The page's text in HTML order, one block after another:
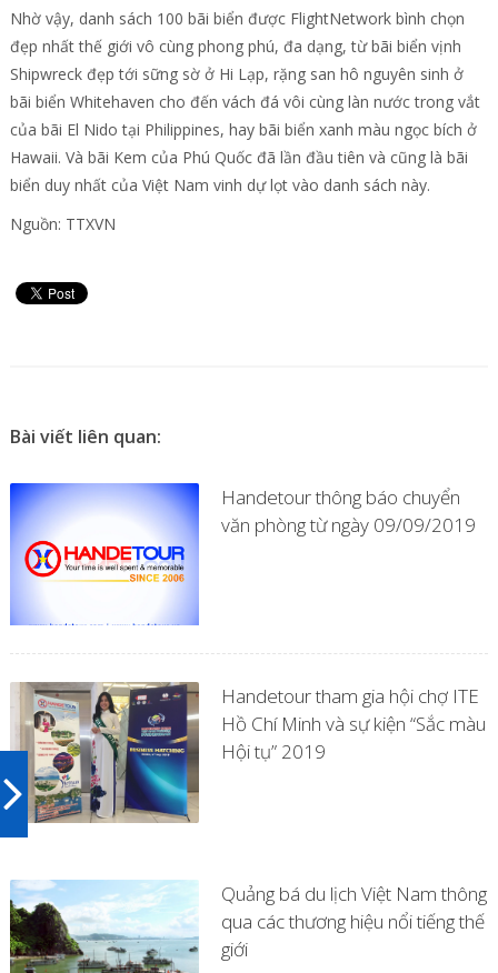
Nhờ vậy, danh sách 100 bãi biển được FlightNetwork bình chọn
đẹp nhất thế giới vô cùng phong phú, đa dạng, từ bãi biển vịnh
Shipwreck đẹp tới sững sờ ở Hi Lạp, rặng san hô nguyên sinh ở
bãi biển Whitehaven cho đến vách đá vôi cùng làn nước trong vắt
của bãi El Nido tại Philippines, hay bãi biển xanh màu ngọc bích ở
Hawaii. Và bãi Kem của Phú Quốc đã lần đầu tiên và cũng là bãi
biển duy nhất của Việt Nam vinh dự lọt vào danh sách này.
Nguồn: TTXVN
Bài viết liên quan:
Handetour thông báo chuyển
văn phòng từ ngày 09/09/2019
Handetour tham gia hội chợ ITE
Hồ Chí Minh và sự kiện “Sắc màu
Hội tụ” 2019
Quảng bá du lịch Việt Nam thông
qua các thương hiệu nổi tiếng thế
giới